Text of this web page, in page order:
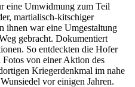
eine Umwidmung zum Teil
martialisch-kitschiger
ihnen war eine Umgestaltung
gebracht. Dokumentiert
So entdeckten die Hofer
von einer Aktion des
Kriegerdenkmal im nahe
vor einigen Jahren.